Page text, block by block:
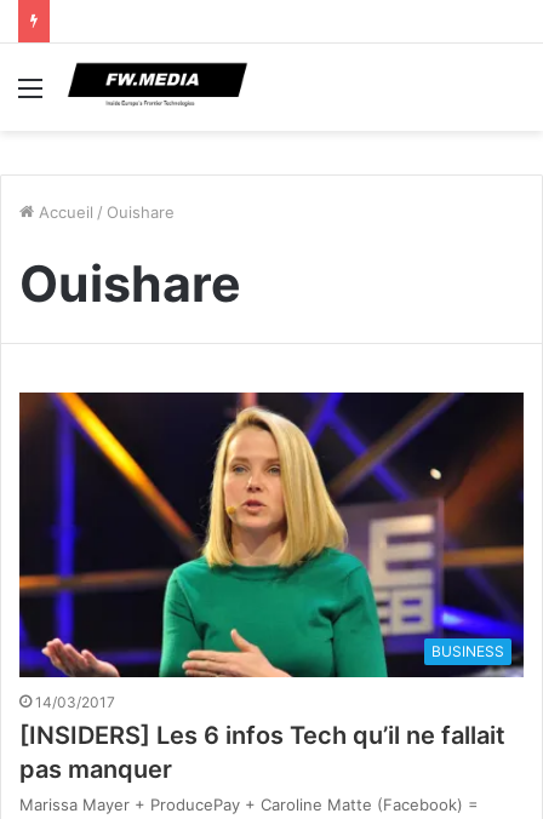
Menu
Accueil / Ouishare
Ouishare
BUSINESS
14/03/2017
[INSIDERS] Les 6 infos Tech qu’il ne fallait
pas manquer
Marissa Mayer + ProducePay + Caroline Matte (Facebook) =